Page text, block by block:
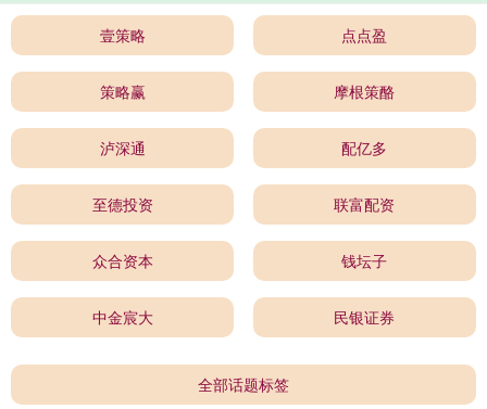
壹策略 点点盈
策略赢 摩根策酪
泸深通 配亿多
至德投资 联富配资
众合资本 钱坛子
中金宸大 民银证券
全部话题标签